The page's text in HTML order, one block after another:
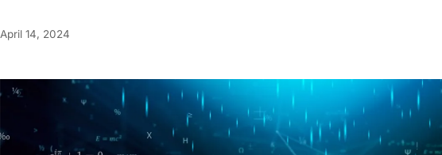
April 14, 2024